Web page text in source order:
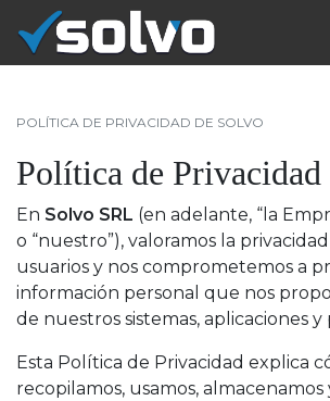
POLÍTICA DE PRIVACIDAD DE SOLVO
Política de Privacidad
En Solvo SRL (en adelante, “la
o “nuestro”), valoramos la
usuarios y nos comprometemos a
información personal que nos
de nuestros sistemas, aplicaciones y
Esta Política de Privacidad explica
recopilamos, usamos,